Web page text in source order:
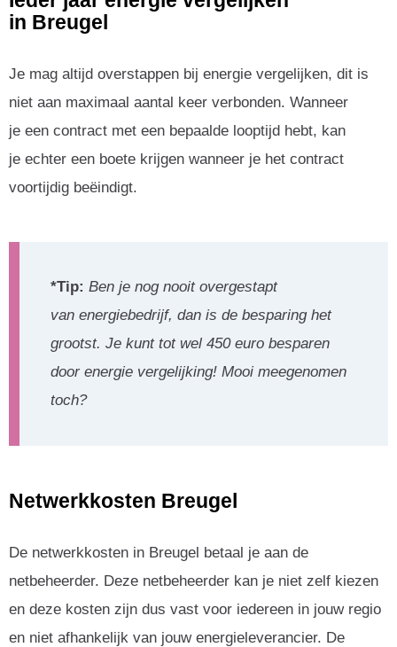
in Breugel
Je mag altijd overstappen bij energie vergelijken, dit is
niet aan maximaal aantal keer verbonden. Wanneer
je een contract met een bepaalde looptijd hebt, kan
je echter een boete krijgen wanneer je het contract
voortijdig beëindigt.
*Tip: Ben je nog nooit overgestapt
van energiebedrijf, dan is de besparing het
grootst. Je kunt tot wel 450 euro besparen
door energie vergelijking! Mooi meegenomen
toch?
Netwerkkosten Breugel
De netwerkkosten in Breugel betaal je aan de
netbeheerder. Deze netbeheerder kan je niet zelf kiezen
en deze kosten zijn dus vast voor iedereen in jouw regio
en niet afhankelijk van jouw energieleverancier. De